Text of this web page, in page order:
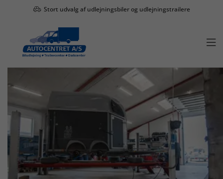
Stort udvalg af udlejningsbiler og udlejningstrailere
